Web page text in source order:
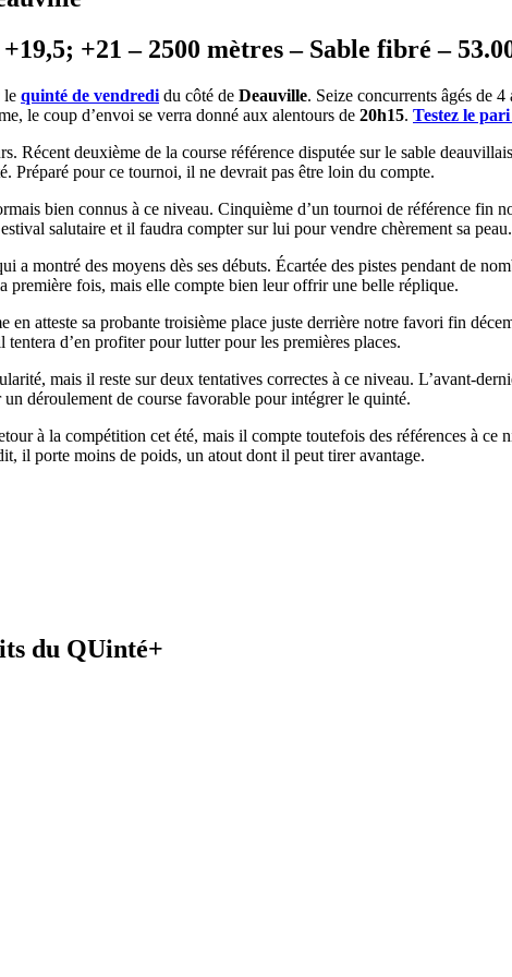
+21 – 2500 mètres – Sable fibré –
le quinté de vendredi du côté de Deauville. Seize concurrents âgés de
le coup d’envoi se verra donné aux alentours de 20h15. Testez le
Récent deuxième de la course référence disputée sur le sable
Préparé pour ce tournoi, il ne devrait pas être loin du compte.
bien connus à ce niveau. Cinquième d’un tournoi de référence fin
salutaire et il faudra compter sur lui pour vendre chèrement sa peau.
a montré des moyens dès ses débuts. Écartée des pistes pendant de
première fois, mais elle compte bien leur offrir une belle réplique.
en atteste sa probante troisième place juste derrière notre favori fin
d’en profiter pour lutter pour les premières places.
mais il reste sur deux tentatives correctes à ce niveau. L’avant-
déroulement de course favorable pour intégrer le quinté.
à la compétition cet été, mais il compte toutefois des références à
il porte moins de poids, un atout dont il peut tirer avantage.
du QUinté+